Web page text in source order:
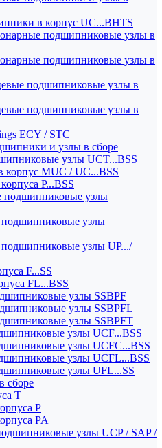
в корпус UC...BHTS
подшипниковые узлы в
подшипниковые узлы в
подшипниковые узлы в
подшипниковые узлы в
ECY / STC
и узлы в сборе
узлы UCT...BSS
MUC / UC...BSS
P...BSS
узлы
узлы
узлы UP.../
F...SS
FL...BSS
узлы SSBPF
узлы SSBPFL
узлы SSBPFT
узлы UCF...BSS
узлы UCFC...BSS
узлы UCFL...BSS
узлы UFL...SS
сборе
T
P
PA
узлы UCP / SAP /